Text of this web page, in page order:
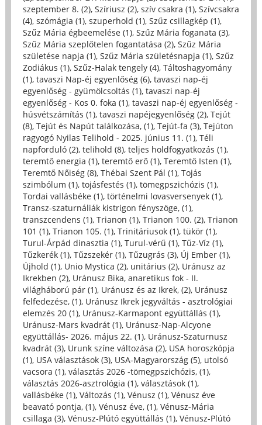
szeptember 8. (2), Szíriusz (2), szív csakra (1), Szívcsakra
(4), szómágia (1), szuperhold (1), Szűz csillagkép (1),
Szűz Mária égbeemelése (1), Szűz Mária foganata (3),
Szűz Mária szeplőtelen fogantatása (2), Szűz Mária
születése napja (1), Szűz Mária születésnapja (1), Szűz
Zodiákus (1), Szűz-Halak tengely (4), Táltoshagyomány
(1), tavaszi Nap-éj egyenlőség (6), tavaszi nap-éj
egyenlőség - gyümölcsoltás (1), tavaszi nap-éj
egyenlőség - Kos 0. foka (1), tavaszi nap-éj egyenlőség -
húsvétszámítás (1), tavaszi napéjegyenlőség (2), Tejút
(8), Tejút és Napút találkozása, (1), Tejút-fa (3), Tejúton
ragyogó Nyilas Telihold - 2025. június 11. (1), Téli
napforduló (2), telihold (8), teljes holdfogyatkozás (1),
teremtő energia (1), teremtő erő (1), Teremtő Isten (1),
Teremtő Nőiség (8), Thébai Szent Pál (1), Tojás
szimbólum (1), tojásfestés (1), tömegpszichózis (1),
Tordai vallásbéke (1), történelmi lovasversenyek (1),
Transz-szaturnáliák kistrigon fényszöge, (1),
transzcendens (1), Trianon (1), Trianon 100. (2), Trianon
101 (1), Trianon 105. (1), Trinitáriusok (1), tükör (1),
Turul-Árpád dinasztia (1), Turul-vérű (1), Tűz-Víz (1),
Tűzkerék (1), Tűzszekér (1), Tűzugrás (3), Új Ember (1),
Újhold (1), Unio Mystica (2), unitárius (2), Uránusz az
Ikrekben (2), Uránusz Bika, anaretikus fok - II.
világháború pár (1), Uránusz és az Ikrek, (2), Uránusz
felfedezése, (1), Uránusz Ikrek jegyváltás - asztrológiai
elemzés 20 (1), Uránusz-Karmapont együttállás (1),
Uránusz-Mars kvadrát (1), Uránusz-Nap-Alcyone
együttállás- 2026. május 22. (1), Uránusz-Szaturnusz
kvadrát (3), Urunk színe változása (2), USA horoszkópja
(1), USA választások (3), USA-Magyarország (5), utolsó
vacsora (1), választás 2026 -tömegpszichózis, (1),
választás 2026-asztrológia (1), választások (1),
vallásbéke (1), Változás (1), Vénusz (1), Vénusz éve
beavató pontja, (1), Vénusz éve, (1), Vénusz-Mária
csillaga (3), Vénusz-Plútó együttállás (1), Vénusz-Plútó